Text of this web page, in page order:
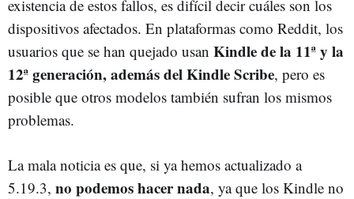
existencia de estos fallos, es difícil decir cuáles son los
dispositivos afectados. En plataformas como Reddit, los
usuarios que se han quejado usan Kindle de la 11ª y la
12ª generación, además del Kindle Scribe, pero es
posible que otros modelos también sufran los mismos
problemas.
La mala noticia es que, si ya hemos actualizado a
5.19.3, no podemos hacer nada, ya que los Kindle no